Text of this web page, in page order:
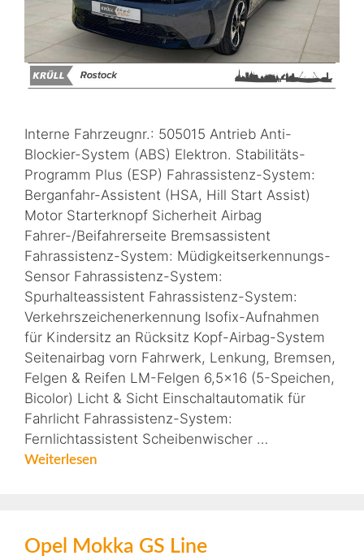
Interne Fahrzeugnr.: 505015 Antrieb Anti-
Blockier-System (ABS) Elektron. Stabilitäts-
Programm Plus (ESP) Fahrassistenz-System:
Berganfahr-Assistent (HSA, Hill Start Assist)
Motor Starterknopf Sicherheit Airbag
Fahrer-/Beifahrerseite Bremsassistent
Fahrassistenz-System: Müdigkeitserkennungs-
Sensor Fahrassistenz-System:
Spurhalteassistent Fahrassistenz-System:
Verkehrszeichenerkennung Isofix-Aufnahmen
für Kindersitz an Rücksitz Kopf-Airbag-System
Seitenairbag vorn Fahrwerk, Lenkung, Bremsen,
Felgen & Reifen LM-Felgen 6,5×16 (5-Speichen,
Bicolor) Licht & Sicht Einschaltautomatik für
Fahrlicht Fahrassistenz-System:
Fernlichtassistent Scheibenwischer …
Weiterlesen
Opel Mokka GS Line